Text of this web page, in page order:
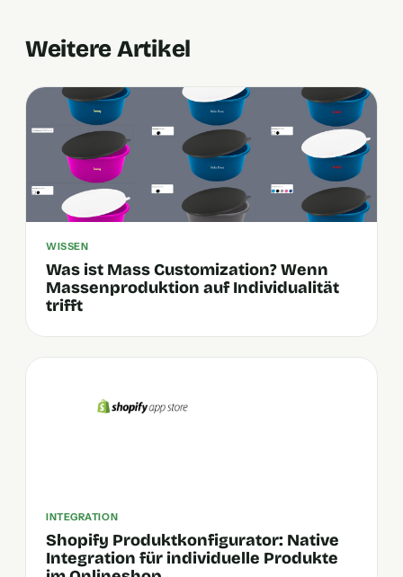
Weitere Artikel
WISSEN
Was ist Mass Customization? Wenn
Massenproduktion auf Individualität
trifft
INTEGRATION
Shopify Produktkonfigurator: Native
Integration für individuelle Produkte